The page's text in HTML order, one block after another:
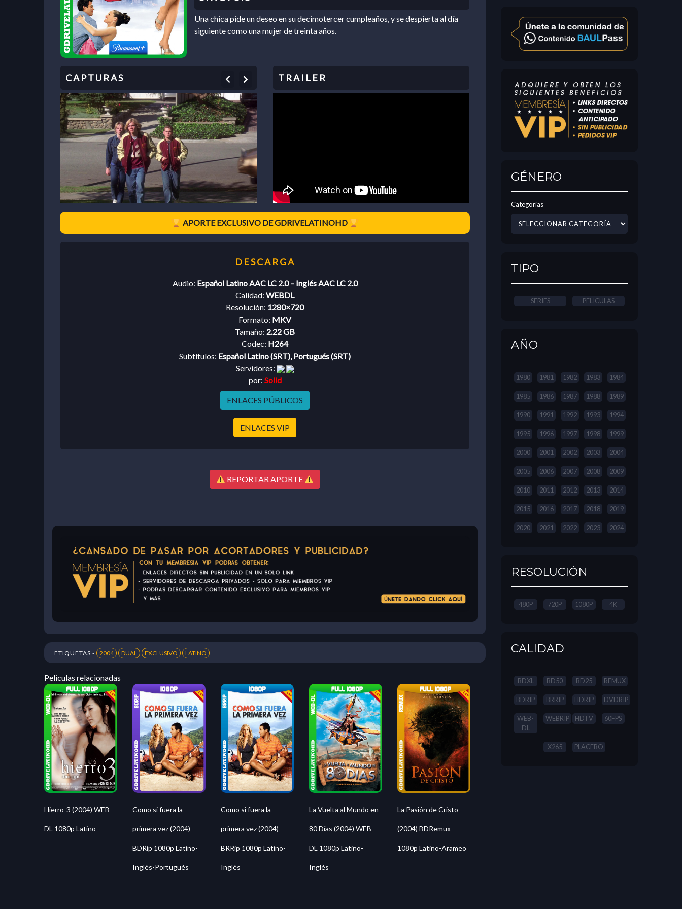
Una chica pide un deseo en su decimotercer cumpleaños, y se despierta al día
siguiente como una mujer de treinta años.
Previous
APORTE EXCLUSIVO DE GDRIVELATINOHD
Audio: Español Latino AAC LC 2.0 – Inglés AAC LC 2.0
Calidad: WEBDL
Resolución: 1280×720
Formato: MKV
Tamaño: 2.22 GB
Codec: H264
Subtítulos: Español Latino (SRT), Portugués (SRT)
Servidores:
por: Solid
ENLACES PÚBLICOS
ENLACES VIP
REPORTAR APORTE
ETIQUETAS - 2004 DUAL EXCLUSIVO LATINO
Peliculas relacionadas
Hierro-3 (2004) WEB-
DL 1080p Latino
Como si fuera la
primera vez (2004)
BDRip 1080p Latino-
Inglés-Portugués
Como si fuera la
primera vez (2004)
BRRip 1080p Latino-
Inglés
La Vuelta al Mundo en
80 Días (2004) WEB-
DL 1080p Latino-
Inglés
La Pasión de Cristo
(2004) BDRemux
1080p Latino-Arameo
GÉNERO
Categorías
TIPO
SERIES PELICULAS
AÑO
1980 1981 1982 1983 1984
1985 1986 1987 1988 1989
1990 1991 1992 1993 1994
1995 1996 1997 1998 1999
2000 2001 2002 2003 2004
2005 2006 2007 2008 2009
2010 2011 2012 2013 2014
2015 2016 2017 2018 2019
2020 2021 2022 2023 2024
RESOLUCIÓN
480P 720P 1080P 4K
CALIDAD
BDXL BD50 BD25 REMUX
BDRIP BRRIP HDRIP DVDRIP
WEB-
DL
WEBRIP HDTV 60FPS
X265 PLACEBO